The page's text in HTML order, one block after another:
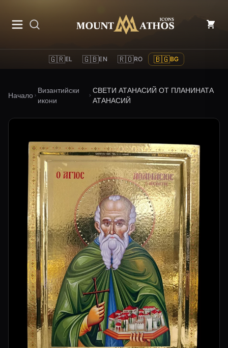
Mount Athos Icons
🇬🇷EL 🇬🇧EN 🇷🇴RO 🇧🇬BG
Начало
Византийски
икони
СВЕТИ АТАНАСИЙ ОТ ПЛАНИНАТА
АТАНАСИЙ